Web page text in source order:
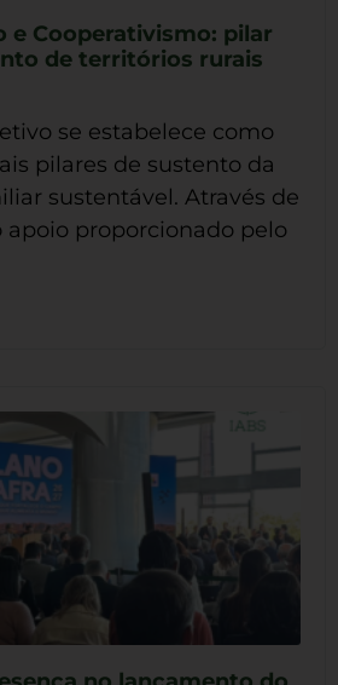
e Cooperativismo: pilar
de territórios rurais
se estabelece como
pilares de sustento da
sustentável. Através de
apoio proporcionado pelo